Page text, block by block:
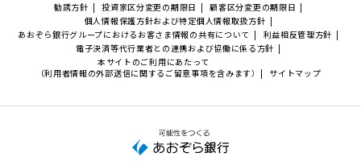
勧誘方針 投資家区分変更の期限日
顧客区分変更の期限日
個人情報保護方針および特定個人情報取扱方針
あおぞら銀行グループにおけるお客さま情報の共有について
利益相反管理方針
電子決済等代行業者との連携および協働に係る方針
本サイトのご利用にあたって
（利用者情報の外部送信に関するご留意事項を含みます）
サイトマップ